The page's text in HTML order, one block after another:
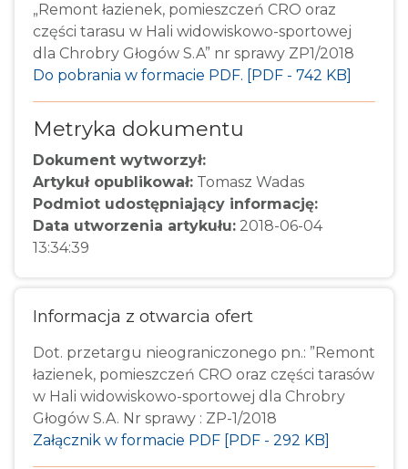
„Remont łazienek, pomieszczeń CRO oraz
części tarasu w Hali widowiskowo-sportowej
dla Chrobry Głogów S.A” nr sprawy ZP1/2018
Do pobrania w formacie PDF. [PDF - 742 KB]
Metryka dokumentu
Dokument wytworzył:
Artykuł opublikował: Tomasz Wadas
Podmiot udostępniający informację:
Data utworzenia artykułu: 2018-06-04
13:34:39
Informacja z otwarcia ofert
Dot. przetargu nieograniczonego pn.: ”Remont
łazienek, pomieszczeń CRO oraz części tarasów
w Hali widowiskowo-sportowej dla Chrobry
Głogów S.A. Nr sprawy : ZP-1/2018
Załącznik w formacie PDF [PDF - 292 KB]